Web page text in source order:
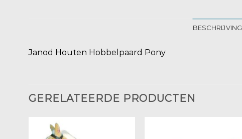
BESCHRIJVING
Janod Houten Hobbelpaard Pony
GERELATEERDE PRODUCTEN